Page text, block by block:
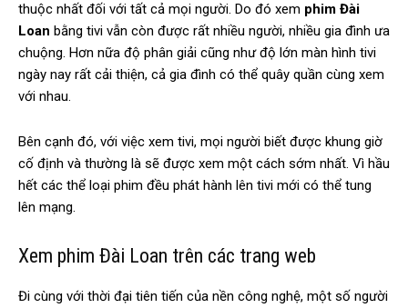
thuộc nhất đối với tất cả mọi người. Do đó xem phim Đài
Loan bằng tivi vẫn còn được rất nhiều người, nhiều gia đình ưa
chuộng. Hơn nữa độ phân giải cũng như độ lớn màn hình tivi
ngày nay rất cải thiện, cả gia đình có thể quây quần cùng xem
với nhau.
Bên cạnh đó, với việc xem tivi, mọi người biết được khung giờ
cố định và thường là sẽ được xem một cách sớm nhất. Vì hầu
hết các thể loại phim đều phát hành lên tivi mới có thể tung
lên mạng.
Xem phim Đài Loan trên các trang web
Đi cùng với thời đại tiên tiến của nền công nghệ, một số người